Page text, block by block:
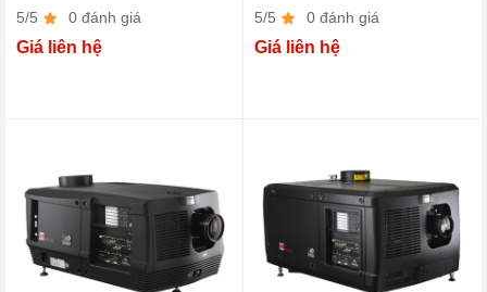
5/5 0 đánh giá
Giá liên hệ
5/5 0 đánh giá
Giá liên hệ